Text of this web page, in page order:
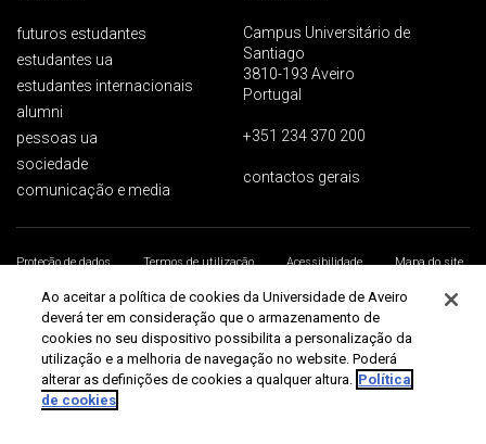
futuros estudantes
estudantes ua
estudantes internacionais
alumni
pessoas ua
sociedade
comunicação e media
Campus Universitário de
Santiago
3810-193 Aveiro
Portugal
+351 234 370 200
contactos gerais
Proteção de dados Termos de utilização Acessibilidade
Mapa do site
Universidade de Aveiro 2026
Ao aceitar a política de cookies da Universidade de Aveiro
deverá ter em consideração que o armazenamento de
cookies no seu dispositivo possibilita a personalização da
utilização e a melhoria de navegação no website. Poderá
alterar as definições de cookies a qualquer altura. Política
de cookies